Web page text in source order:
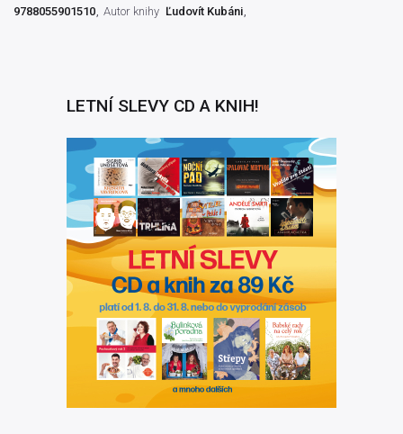
9788055901510 Autor knihy Ľudovít Kubáni
LETNÍ SLEVY CD A KNIH!